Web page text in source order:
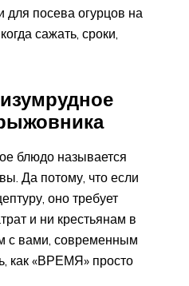
для посева огурцов на
сажать, сроки,
блюдо называется
Да потому, что если
оно требует
и ни крестьянам в
с вами, современным
как «ВРЕМЯ» просто